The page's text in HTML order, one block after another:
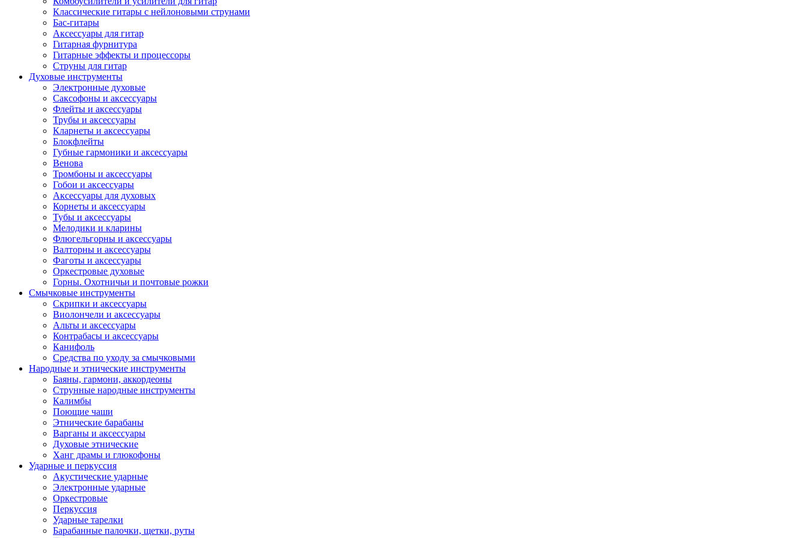
Классические гитары с нейлоновыми струнами
Бас-гитары
Аксессуары для гитар
Гитарная фурнитура
Гитарные эффекты и процессоры
Струны для гитар
Духовые инструменты
Электронные духовые
Саксофоны и аксессуары
Флейты и аксессуары
Трубы и аксессуары
Кларнеты и аксессуары
Блокфлейты
Губные гармоники и аксессуары
Венова
Тромбоны и аксессуары
Гобои и аксессуары
Аксессуары для духовых
Корнеты и аксессуары
Тубы и аксессуары
Мелодики и кларины
Флюгельгорны и аксессуары
Валторны и аксессуары
Фаготы и аксессуары
Оркестровые духовые
Горны. Охотничьи и почтовые рожки
Смычковые инструменты
Скрипки и аксессуары
Виолончели и аксессуары
Альты и аксессуары
Контрабасы и аксессуары
Канифоль
Средства по уходу за смычковыми
Народные и этнические инструменты
Баяны, гармони, аккордеоны
Струнные народные инструменты
Калимбы
Поющие чаши
Этнические барабаны
Варганы и аксессуары
Духовые этнические
Ханг драмы и глюкофоны
Ударные и перкуссия
Акустические ударные
Электронные ударные
Оркестровые
Перкуссия
Ударные тарелки
Барабанные палочки, щетки, руты